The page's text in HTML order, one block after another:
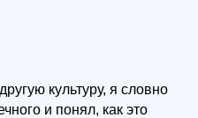
культуру, я словно
и понял, как это